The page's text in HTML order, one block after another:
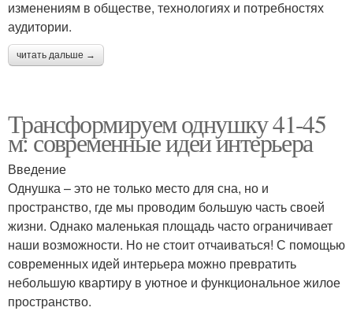
изменениям в обществе, технологиях и потребностях
аудитории.
читать дальше →
Трансформируем однушку 41-45
м: современные идеи интерьера
Введение
Однушка – это не только место для сна, но и
пространство, где мы проводим большую часть своей
жизни. Однако маленькая площадь часто ограничивает
наши возможности. Но не стоит отчаиваться! С помощью
современных идей интерьера можно превратить
небольшую квартиру в уютное и функциональное жилое
пространство.